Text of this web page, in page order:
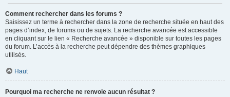
Comment rechercher dans les forums ?
Saisissez un terme à rechercher dans la zone de recherche située en haut des
pages d’index, de forums ou de sujets. La recherche avancée est accessible
en cliquant sur le lien « Recherche avancée » disponible sur toutes les pages
du forum. L’accès à la recherche peut dépendre des thèmes graphiques
utilisés.
Haut
Pourquoi ma recherche ne renvoie aucun résultat ?